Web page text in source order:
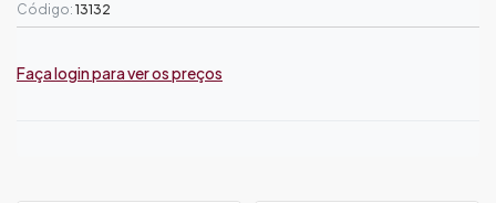
Código: 13132
Faça login para ver os preços